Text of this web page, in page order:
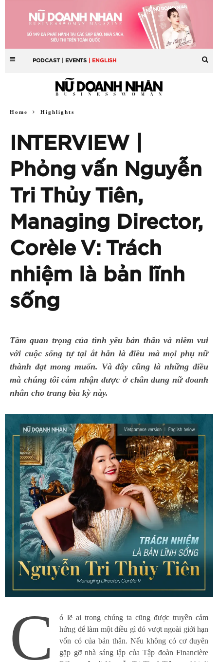
PODCAST | EVENTS | ENGLISH
Home Highlights
INTERVIEW |
Phỏng vấn Nguyễn
Tri Thủy Tiên,
Managing Director,
Corèle V: Trách
nhiệm là bản lĩnh
sống
Tầm quan trọng của tình yêu bản thân và niềm vui
với cuộc sống tự tại ắt hẳn là điều mà mọi phụ nữ
thành đạt mong muốn. Và đây cũng là những điều
mà chúng tôi cảm nhận được ở chân dung nữ doanh
nhân cho trang bìa kỳ này.
C
ó lẽ ai trong chúng ta cũng được truyền cảm
hứng để làm một điều gì đó vượt ngoài giới hạn
vốn có của bản thân. Nếu không có cơ duyên
gặp gỡ nhà sáng lập của Tập đoàn Financière